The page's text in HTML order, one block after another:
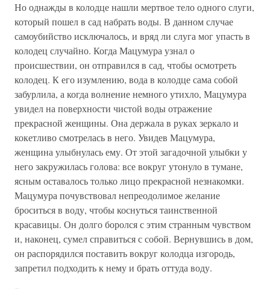
Но однажды в колодце нашли мертвое тело одного слуги,
который пошел в сад набрать воды. В данном случае
самоубийство исключалось, и вряд ли слуга мог упасть в
колодец случайно. Когда Мацумура узнал о
происшествии, он отправился в сад, чтобы осмотреть
колодец. К его изумлению, вода в колодце сама собой
забурлила, а когда волнение немного утихло, Мацумура
увидел на поверхности чистой воды отражение
прекрасной женщины. Она держала в руках зеркало и
кокетливо смотрелась в него. Увидев Мацумура,
женщина улыбнулась ему. От этой загадочной улыбки у
него закружилась голова: все вокруг утонуло в тумане,
ясным оставалось только лицо прекрасной незнакомки.
Мацумура почувствовал непреодолимое желание
броситься в воду, чтобы коснуться таинственной
красавицы. Он долго боролся с этим странным чувством
и, наконец, сумел справиться с собой. Вернувшись в дом,
он распорядился поставить вокруг колодца изгородь,
запретил подходить к нему и брать оттуда воду.